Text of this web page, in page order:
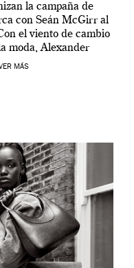
la campaña de
con Seán McGirr al
el viento de cambio
moda, Alexander
una […]
MÁS